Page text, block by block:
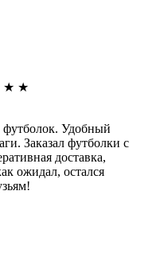
★ ★
футболок. Удобный
Заказал футболки с
доставка,
ожидал, остался